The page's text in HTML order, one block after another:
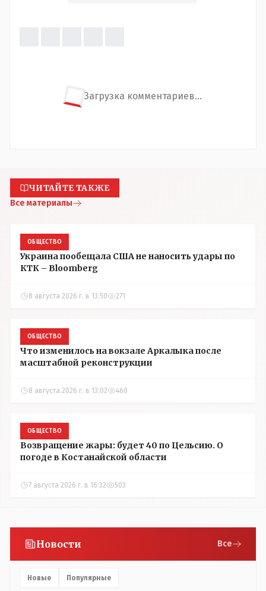
Загрузка комментариев...
ЧИТАЙТЕ ТАКЖЕ
Все материалы
ОБЩЕСТВО
Украина пообещала США не наносить удары по
КТК – Bloomberg
8 августа 2026 г. в 13:50 271
ОБЩЕСТВО
Что изменилось на вокзале Аркалыка после
масштабной реконструкции
8 августа 2026 г. в 13:02 460
ОБЩЕСТВО
Возвращение жары: будет 40 по Цельсию. О
погоде в Костанайской области
7 августа 2026 г. в 16:32 503
Новости Все
Новые Популярные